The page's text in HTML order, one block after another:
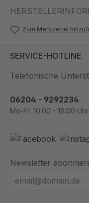
Zum Merkzettel
SERVICE-HOTLINE
Telefonische
06204 - 9292234
Mo-Fr, 10:00 - 18:00 Uhr
Newsletter